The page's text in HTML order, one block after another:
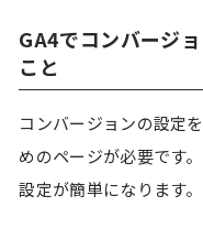
GA4でコンバージ
こと
コンバージョンの設定
めのページが必要です
設定が簡単になります。